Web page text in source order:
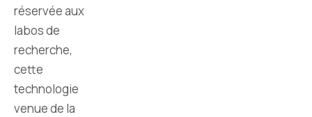
réservée aux
labos de
recherche,
cette
technologie
venue de la